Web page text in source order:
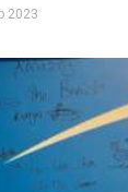
2023